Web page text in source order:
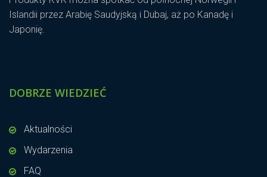
Islandii przez Arabię Saudyjską i Dubaj, aż po Kanadę i
Japonię.
DOBRZE WIEDZIEĆ
Aktualności
Wydarzenia
FAQ